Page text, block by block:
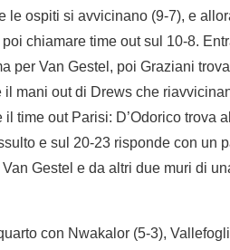
le ospiti si avvicinano (9-7), e
chiamare time out sul 10-8.
per Van Gestel, poi Graziani
mani out di Drews che
time out Parisi: D’Odorico trova
e sul 20-23 risponde con un
Gestel e da altri due muri di
con Nwakalor (5-3),